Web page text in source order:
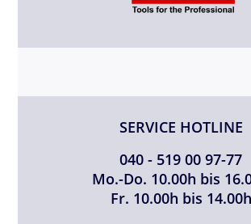
SERVICE HOTLINE
040 - 519 00 97-77
Mo.-Do. 10.00h bis
Fr. 10.00h bis 14.00h